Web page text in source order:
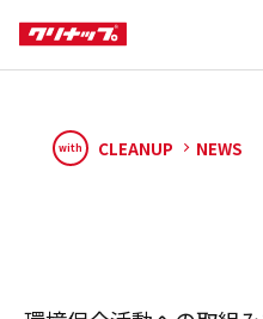
with CLEANUP NEWS